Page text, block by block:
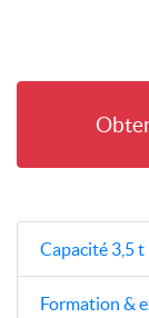
Capacité 3,5
Formation &